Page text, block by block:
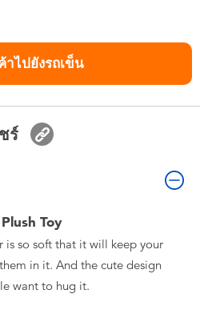
ารกและวัยหัดเดิน
ม
าไปยังรถเข็น
ร์
Toy
is so soft that it will keep your
in it. And the cute design
want to hug it.